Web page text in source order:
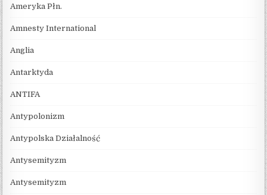
Ameryka Płn.
Amnesty International
Anglia
Antarktyda
ANTIFA
Antypolonizm
Antypolska Działalność
Antysemityzm
Antysemityzm